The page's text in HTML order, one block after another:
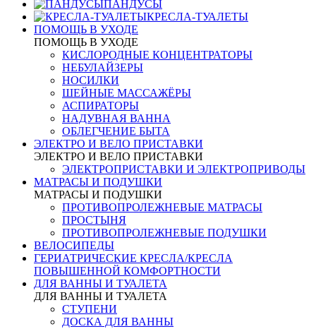
ПАНДУСЫ
КРЕСЛА-ТУАЛЕТЫ
ПОМОЩЬ В УХОДЕ
ПОМОЩЬ В УХОДЕ
КИСЛОРОДНЫЕ КОНЦЕНТРАТОРЫ
НЕБУЛАЙЗЕРЫ
НОСИЛКИ
ШЕЙНЫЕ МАССАЖЁРЫ
АСПИРАТОРЫ
НАДУВНАЯ ВАННА
ОБЛЕГЧЕНИЕ БЫТА
ЭЛЕКТРО И ВЕЛО ПРИСТАВКИ
ЭЛЕКТРО И ВЕЛО ПРИСТАВКИ
ЭЛЕКТРОПРИСТАВКИ И ЭЛЕКТРОПРИВОДЫ
МАТРАСЫ И ПОДУШКИ
МАТРАСЫ И ПОДУШКИ
ПРОТИВОПРОЛЕЖНЕВЫЕ МАТРАСЫ
ПРОСТЫНЯ
ПРОТИВОПРОЛЕЖНЕВЫЕ ПОДУШКИ
ВЕЛОСИПЕДЫ
ГЕРИАТРИЧЕСКИЕ КРЕСЛА/КРЕСЛА
ПОВЫШЕННОЙ КОМФОРТНОСТИ
ДЛЯ ВАННЫ И ТУАЛЕТА
ДЛЯ ВАННЫ И ТУАЛЕТА
СТУПЕНИ
ДОСКА ДЛЯ ВАННЫ